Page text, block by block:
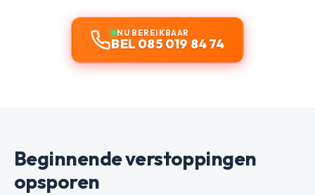
NU BEREIKBAAR
BEL 085 019 84 74
Beginnende verstoppingen
opsporen